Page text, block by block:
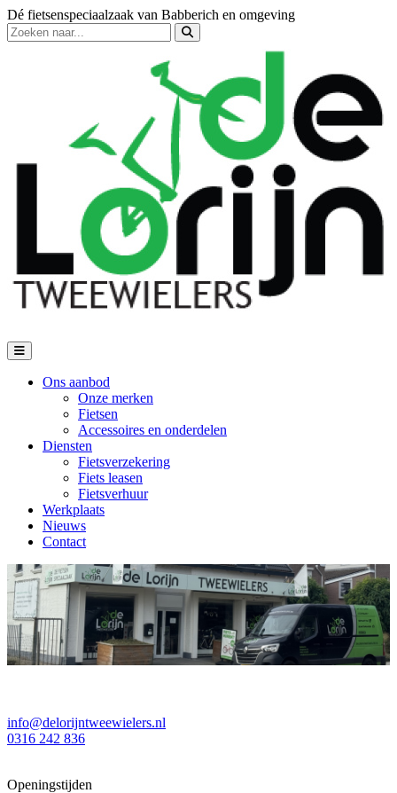
Dé fietsenspeciaalzaak van Babberich en omgeving
Ons aanbod
Onze merken
Fietsen
Accessoires en onderdelen
Diensten
Fietsverzekering
Fiets leasen
Fietsverhuur
Werkplaats
Nieuws
Contact
info@delorijntweewielers.nl
0316 242 836
Openingstijden